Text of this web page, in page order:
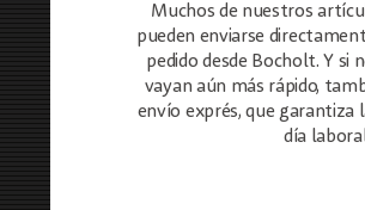
Muchos de nuestros
pueden enviarse
pedido desde Bocholt. Y si
vayan aún más rápido,
envío exprés, que garantiza
día